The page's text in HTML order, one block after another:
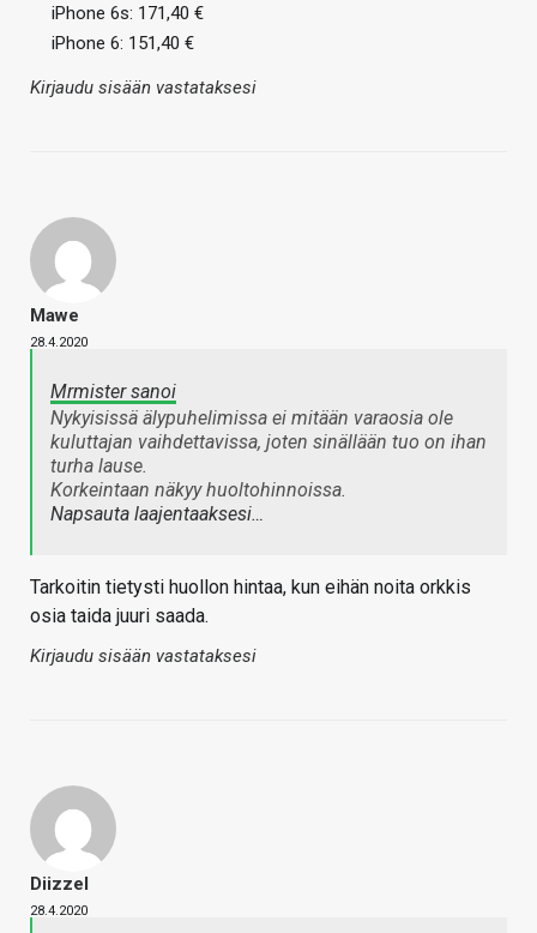
iPhone 6s: 171,40 €
iPhone 6: 151,40 €
Kirjaudu sisään vastataksesi
Mawe
28.4.2020
Mrmister sanoi
Nykyisissä älypuhelimissa ei mitään varaosia ole
kuluttajan vaihdettavissa, joten sinällään tuo on ihan
turha lause.
Korkeintaan näkyy huoltohinnoissa.
Napsauta laajentaaksesi…
Tarkoitin tietysti huollon hintaa, kun eihän noita orkkis
osia taida juuri saada.
Kirjaudu sisään vastataksesi
Diizzel
28.4.2020